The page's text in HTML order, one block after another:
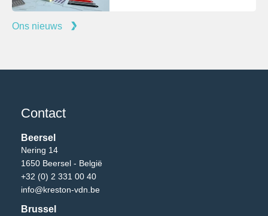
Ons nieuws
Contact
Beersel
Nering 14
1650 Beersel - België
+32 (0) 2 331 00 40
info@kreston-vdn.be
Brussel